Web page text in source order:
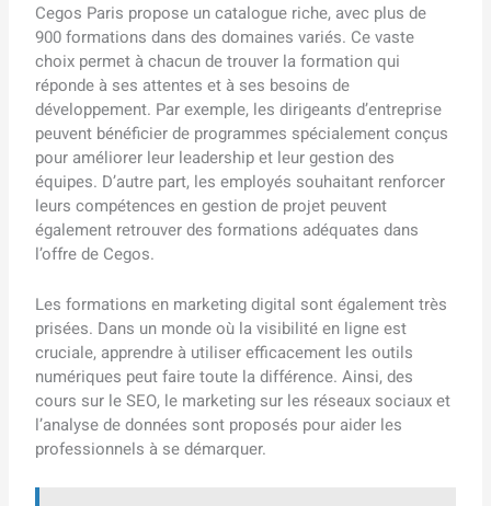
Cegos Paris propose un catalogue riche, avec plus de
900 formations dans des domaines variés. Ce vaste
choix permet à chacun de trouver la formation qui
réponde à ses attentes et à ses besoins de
développement. Par exemple, les dirigeants d’entreprise
peuvent bénéficier de programmes spécialement conçus
pour améliorer leur leadership et leur gestion des
équipes. D’autre part, les employés souhaitant renforcer
leurs compétences en gestion de projet peuvent
également retrouver des formations adéquates dans
l’offre de Cegos.
Les formations en marketing digital sont également très
prisées. Dans un monde où la visibilité en ligne est
cruciale, apprendre à utiliser efficacement les outils
numériques peut faire toute la différence. Ainsi, des
cours sur le SEO, le marketing sur les réseaux sociaux et
l’analyse de données sont proposés pour aider les
professionnels à se démarquer.